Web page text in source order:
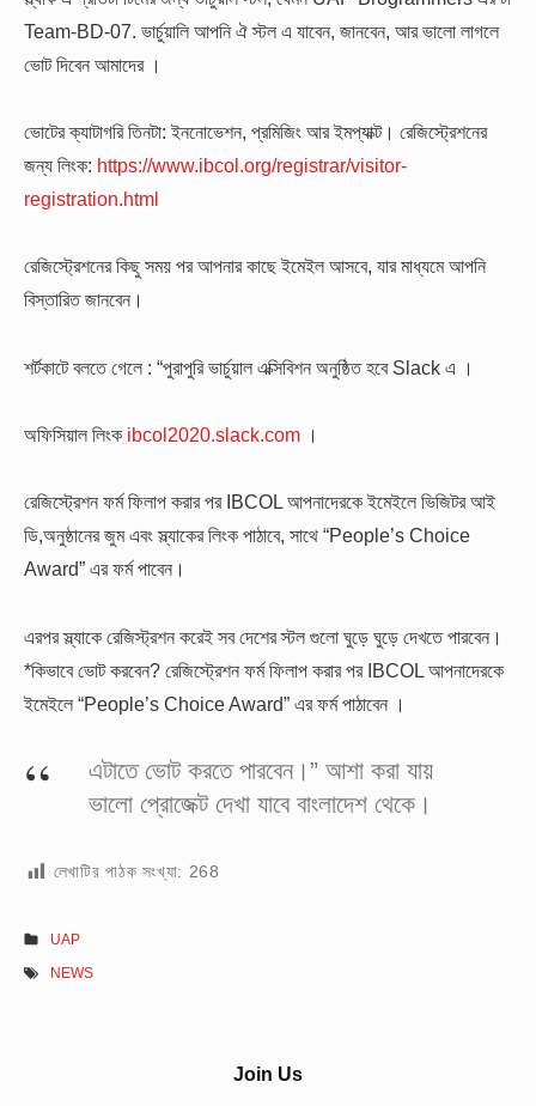
Team-BD-07. ভার্চুয়ালি আপনি ঐ স্টল এ যাবেন, জানবেন, আর ভালো লাগলে
ভোট দিবেন আমাদের ।
ভোটের ক্যাটাগরি তিনটা: ইননোভেশন, প্রমিজিং আর ইমপ্যাক্ট। রেজিস্ট্রেশনের
জন্য লিংক: https://www.ibcol.org/registrar/visitor-
registration.html
রেজিস্ট্রেশনের কিছু সময় পর আপনার কাছে ইমেইল আসবে, যার মাধ্যমে আপনি
বিস্তারিত জানবেন।
শর্টকাটে বলতে গেলে : “পুরাপুরি ভার্চুয়াল এক্সিবিশন অনুষ্ঠিত হবে Slack এ ।
অফিসিয়াল লিংক ibcol2020.slack.com ।
রেজিস্ট্রেশন ফর্ম ফিলাপ করার পর IBCOL আপনাদেরকে ইমেইলে ভিজিটর আই
ডি,অনুষ্ঠানের জুম এবং স্ল্যাকের লিংক পাঠাবে, সাথে “People’s Choice
Award” এর ফর্ম পাবেন।
এরপর স্ল্যাকে রেজিস্ট্রশন করেই সব দেশের স্টল গুলো ঘুড়ে ঘুড়ে দেখতে পারবেন।
*কিভাবে ভোট করবেন? রেজিস্ট্রেশন ফর্ম ফিলাপ করার পর IBCOL আপনাদেরকে
ইমেইলে “People’s Choice Award” এর ফর্ম পাঠাবেন ।
এটাতে ভোট করতে পারবেন।” আশা করা যায়
ভালো প্রোজেক্ট দেখা যাবে বাংলাদেশ থেকে।
লেখাটির পাঠক সংখ্যা: 268
UAP
NEWS
Join Us